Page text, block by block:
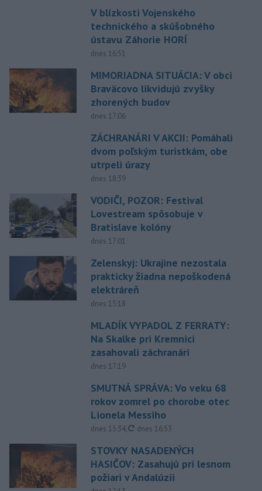
V blízkosti Vojenského
technického a skúšobného
ústavu Záhorie HORÍ
dnes 16:51
MIMORIADNA SITUÁCIA: V obci
Braväcovo likvidujú zvyšky
zhorených budov
dnes 17:06
ZÁCHRANÁRI V AKCII: Pomáhali
dvom poľským turistkám, obe
utrpeli úrazy
dnes 18:39
VODIČI, POZOR: Festival
Lovestream spôsobuje v
Bratislave kolóny
dnes 17:01
Zelenskyj: Ukrajine nezostala
prakticky žiadna nepoškodená
elektráreň
dnes 15:18
MLADÍK VYPADOL Z FERRATY:
Na Skalke pri Kremnici
zasahovali záchranári
dnes 17:19
SMUTNÁ SPRÁVA: Vo veku 68
rokov zomrel po chorobe otec
Lionela Messiho
dnes 15:34, aktualizované
dnes 16:53
STOVKY NASADENÝCH
HASIČOV: Zasahujú pri lesnom
požiari v Andalúzii